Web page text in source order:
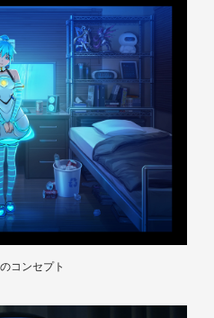
コンセプト